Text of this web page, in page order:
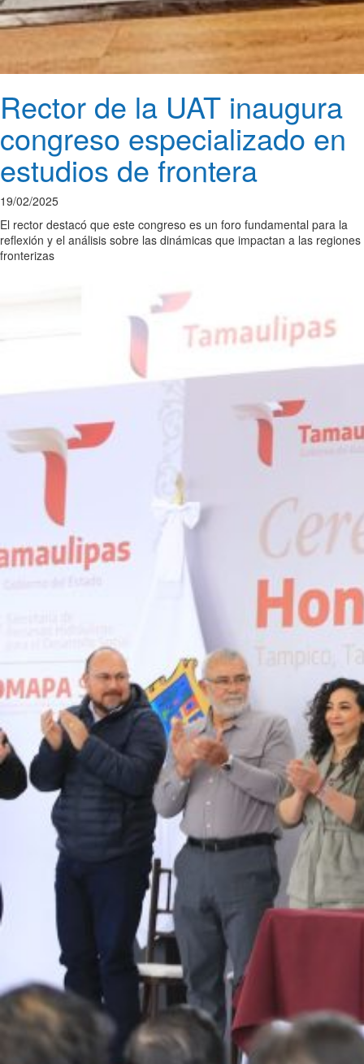
Rector de la UAT inaugura
congreso especializado en
estudios de frontera
19/02/2025
El rector destacó que este congreso es un foro fundamental para la
reflexión y el análisis sobre las dinámicas que impactan a las regiones
fronterizas